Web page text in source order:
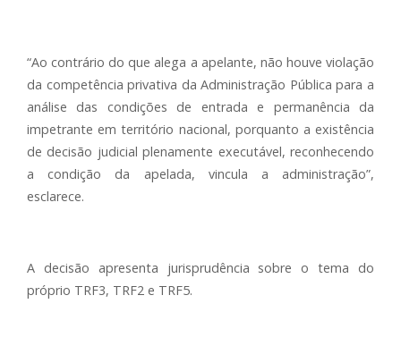
“Ao contrário do que alega a apelante, não houve violação
da competência privativa da Administração Pública para a
análise das condições de entrada e permanência da
impetrante em território nacional, porquanto a existência
de decisão judicial plenamente executável, reconhecendo
a condição da apelada, vincula a administração”,
esclarece.
A decisão apresenta jurisprudência sobre o tema do
próprio TRF3, TRF2 e TRF5.